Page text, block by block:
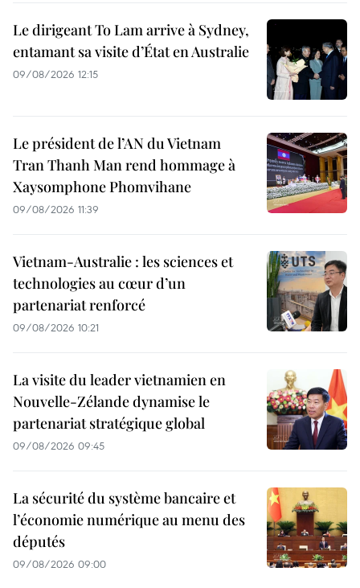
Le dirigeant To Lam arrive à Sydney,
entamant sa visite d’État en Australie
09/08/2026 12:15
Le président de l’AN du Vietnam
Tran Thanh Man rend hommage à
Xaysomphone Phomvihane
09/08/2026 11:39
Vietnam-Australie : les sciences et
technologies au cœur d’un
partenariat renforcé
09/08/2026 10:21
La visite du leader vietnamien en
Nouvelle-Zélande dynamise le
partenariat stratégique global
09/08/2026 09:45
La sécurité du système bancaire et
l’économie numérique au menu des
députés
09/08/2026 09:00